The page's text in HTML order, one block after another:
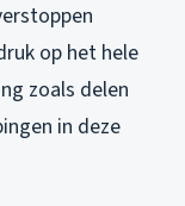
op het hele
zoals delen
in deze